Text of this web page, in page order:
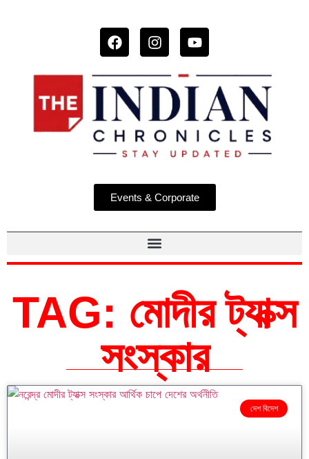
Events & Corporate
TAG: মোদীর ট্যাক্স
সংস্কার
দেশ বিদেশ